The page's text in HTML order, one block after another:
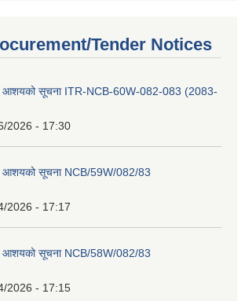
Tender Notices
आशयको सूचना ITR-NCB-60W-082-083 (2083-
2026 - 17:30
आशयको सूचना NCB/59W/082/83
2026 - 17:17
आशयको सूचना NCB/58W/082/83
2026 - 17:15